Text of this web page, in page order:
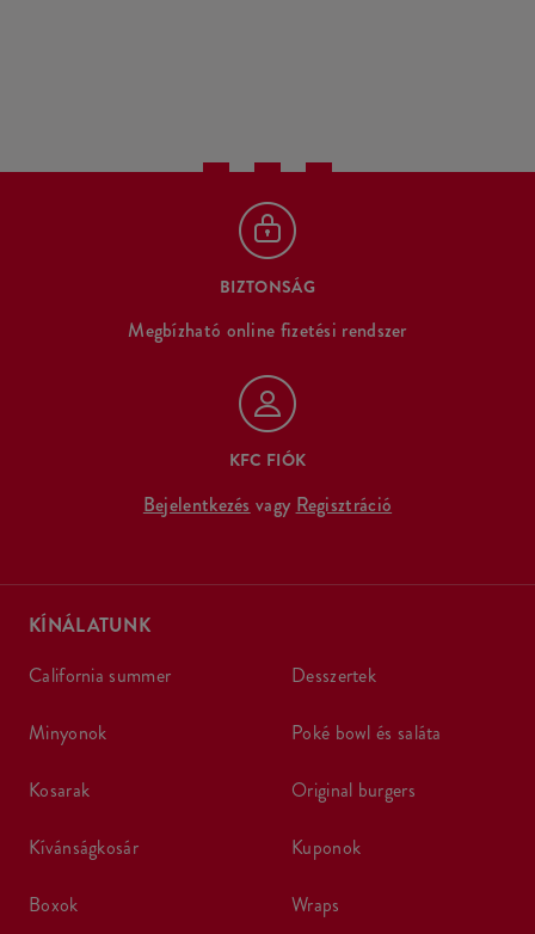
BIZTONSÁG
Megbízható online fizetési rendszer
KFC FIÓK
Bejelentkezés vagy Regisztráció
KÍNÁLATUNK
california summer
minyonok
kosarak
kívánságkosár
boxok
desszertek
poké bowl és saláta
original burgers
kuponok
wraps